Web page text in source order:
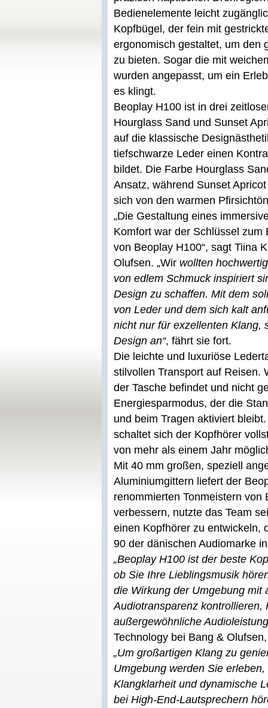
Bedienelemente leicht
Kopfbügel, der fein mit
ergonomisch gestaltet, um den
zu bieten. Sogar die mit
wurden angepasst, um ein
es klingt.
Beoplay H100 ist in drei
Hourglass Sand und Sunset
auf die klassische
tiefschwarze Leder einen
bildet. Die Farbe Hourglass
Ansatz, während Sunset
sich von den warmen
„Die Gestaltung eines
Komfort war der Schlüssel
von Beoplay H100“, sagt Tiina
Olufsen. „Wir wollten
von edlem Schmuck inspiriert
Design zu schaffen. Mit dem
von Leder und dem sich kalt
nicht nur für exzellenten Klang,
Design an“, fährt sie fort.
Die leichte und luxuriöse
stilvollen Transport auf Reisen.
der Tasche befindet und nicht
Energiesparmodus, der die
und beim Tragen aktiviert
schaltet sich der Kopfhörer
von mehr als einem Jahr
Mit 40 mm großen, speziell
Aluminiumgittern liefert der
renommierten Tonmeistern
verbessern, nutzte das Team
einen Kopfhörer zu entwickeln,
90 der dänischen Audiomarke
„Beoplay H100 ist der beste
ob Sie Ihre Lieblingsmusik
die Wirkung der Umgebung mit
Audiotransparenz kontrollieren,
außergewöhnliche
Technology bei Bang &
„Um großartigen Klang zu
Umgebung werden Sie
Klangklarheit und dynamische
bei High-End-Lautsprechern